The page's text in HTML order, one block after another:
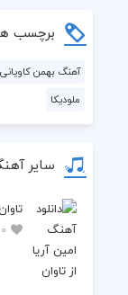
برچسب
آهنگ بهمن کاویانی
ملودیکا
سایر
0